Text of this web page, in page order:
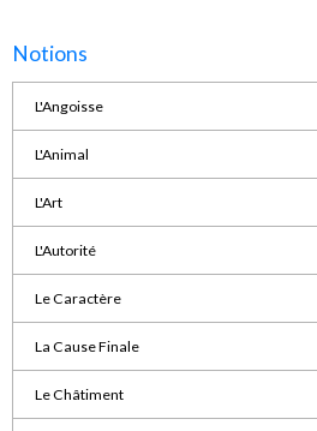
Notions
L'Angoisse
L'Animal
L'Art
L'Autorité
Le Caractère
La Cause Finale
Le Châtiment